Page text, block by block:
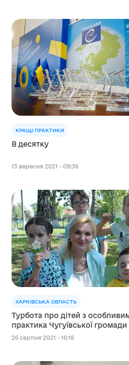
КРАЩІ ПРАКТИКИ
В десятку
13 вересня 2021 - 09:36
ХАРКІВСЬКА ОБЛАСТЬ
Турбота про дітей з
практика Чугуївської громади
26 серпня 2021 - 16:18